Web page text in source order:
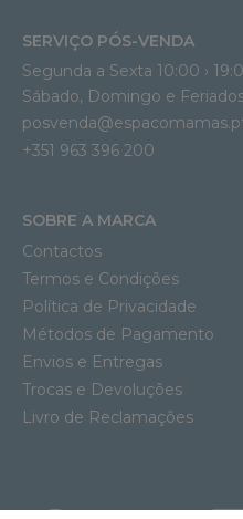
SERVIÇO PÓS-VENDA
Segunda a Sexta 10:00 ›
Sábado, Domingo e
+351 963 396 200
SOBRE A MARCA
Contactos
Termos e Condições
Política de Privacidade
Métodos de Pagamento
Envios e Entregas
Trocas e Devoluções
Livro de Reclamações